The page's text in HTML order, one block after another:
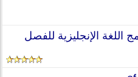
الإنجليزية للفصل